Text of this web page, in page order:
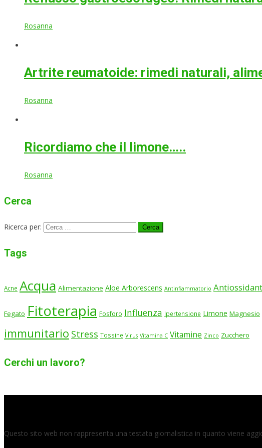
Rosanna
Artrite reumatoide: rimedi naturali,
Rosanna
Ricordiamo che il limone…..
Rosanna
Cerca
Ricerca per:
Tags
Acne Acqua Alimentazione Aloe Arborescens Antinfiammatorio
Fegato Fitoterapia Fosforo Influenza Ipertensione Limone Magnesio
immunitario Stress Tossine Virus Vitamina C Vitamine Zinco Zucchero
Cerchi un lavoro?
Questo sito web non rappresenta una testata giornalistica in quanto viene